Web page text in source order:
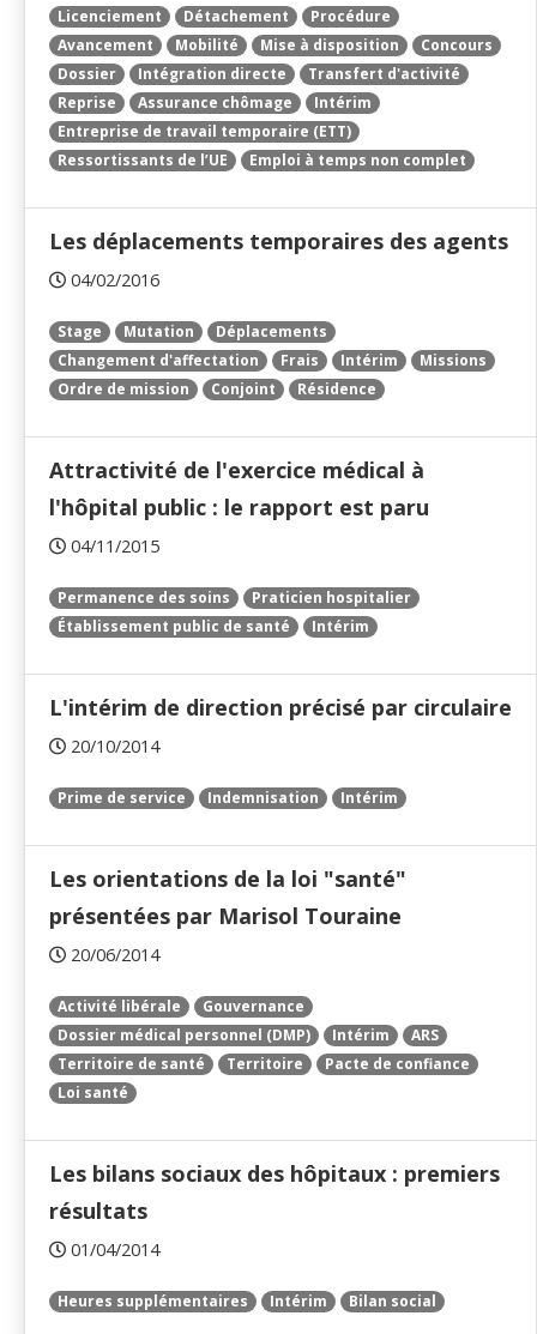
Licenciement Détachement
Procédure
Avancement
Mobilité Mise à disposition
Concours
Dossier
Intégration directe
Transfert d'activité
Reprise
Assurance chômage
Intérim
Entreprise de travail temporaire (ETT)
Ressortissants de l’UE
Emploi à temps non complet
Les déplacements temporaires des agents
04/02/2016
Stage Mutation
Déplacements
Changement d'affectation
Frais Intérim
Missions
Ordre de mission
Conjoint Résidence
Attractivité de l'exercice médical à
l'hôpital public : le rapport est paru
04/11/2015
Permanence des soins
Praticien hospitalier
Établissement public de santé
Intérim
L'intérim de direction précisé par circulaire
20/10/2014
Prime de service Indemnisation Intérim
Les orientations de la loi "santé"
présentées par Marisol Touraine
20/06/2014
Activité libérale
Gouvernance
Dossier médical personnel (DMP)
Intérim
ARS
Territoire de santé
Territoire
Pacte de confiance
Loi santé
Les bilans sociaux des hôpitaux : premiers
résultats
01/04/2014
Heures supplémentaires Intérim Bilan social